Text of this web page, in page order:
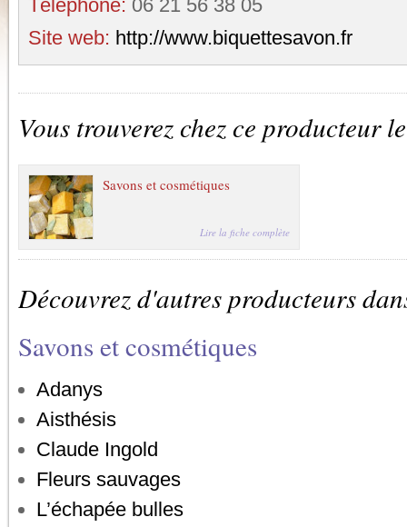
Téléphone: 06 21 56 38 05
Site web: http://www.biquettesavon.fr
Vous trouverez chez ce producteur
Savons et cosmétiques
Lire la fiche complète
Découvrez d'autres producteurs
Savons et cosmétiques
Adanys
Aisthésis
Claude Ingold
Fleurs sauvages
L’échapée bulles